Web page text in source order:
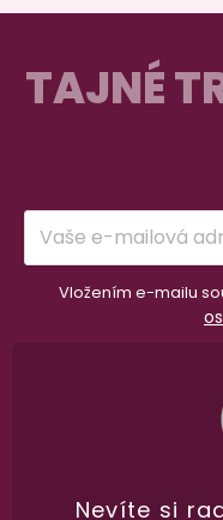
TAJNÉ
Vložením e-mailu
Nevíte si